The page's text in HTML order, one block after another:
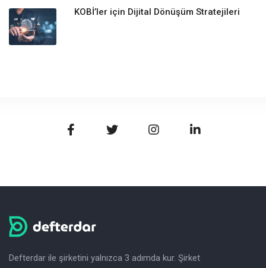
KOBİ’ler için Dijital Dönüşüm Stratejileri
Defterdar ile şirketini yalnızca 3 adımda kur. Şirket